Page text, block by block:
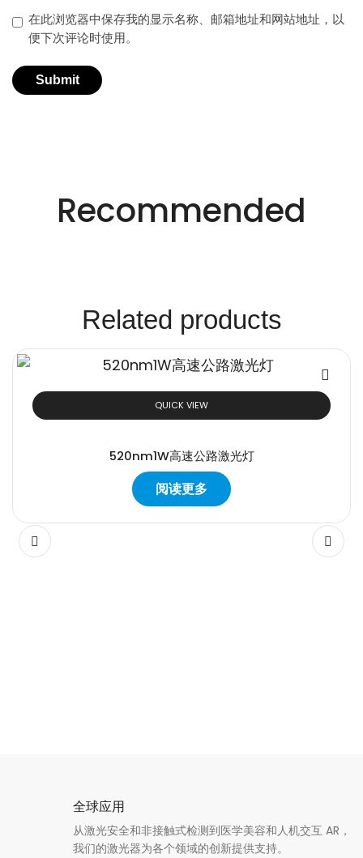
在此浏览器中保存我的显示名称、邮箱地址和网站地址，以
便下次评论时使用。
创新的激光解决方
案。
Recommended
Related products
QUICK VIEW
520nm1W高速公路激光灯
阅读更多
全球应用
从激光安全和非接触式检测到医学美容和人机交互 AR，
我们的激光器为各个领域的创新提供支持。